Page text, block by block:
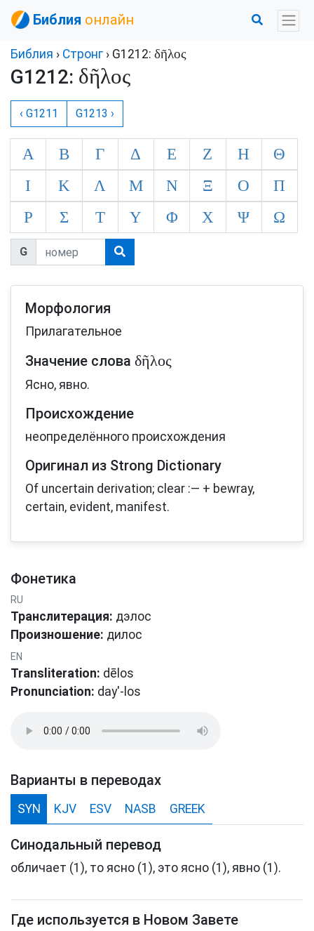
Библия онлайн
Библия › Стронг › G1212: δῆλος
G1212: δῆλος
‹ G1211 G1213 ›
Α Β Γ Δ Ε Ζ Η
Θ
Ι
Κ Λ Μ Ν Ξ Ο
Π
Ρ
Σ Τ Υ Φ Χ Ψ Ω
G
Морфология
Прилагательное
Значение слова δῆλος
Ясно, явно.
Происхождение
неопределённого происхождения
Оригинал из Strong Dictionary
Of uncertain derivation; clear :— + bewray,
certain, evident, manifest.
Фонетика
RU
Транслитерация: дэлос
Произношение: дилοс
EN
Transliteration: dēlos
Pronunciation: day'-los
Варианты в переводах
SYN KJV ESV NASB GREEK
Синодальный перевод
обличает (1), то ясно (1), это ясно (1), явно (1).
Где используется в Новом Завете